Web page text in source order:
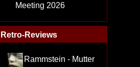
Meeting 2026
Retro-Reviews
Rammstein - Mutter